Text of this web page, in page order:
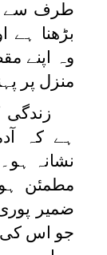
طرف سے
بڑھنا ہے
وہ اپنے
منزل پر
زندگی
ہے کہ
نشانہ
مطمئن
ضمیر
جو اس کی